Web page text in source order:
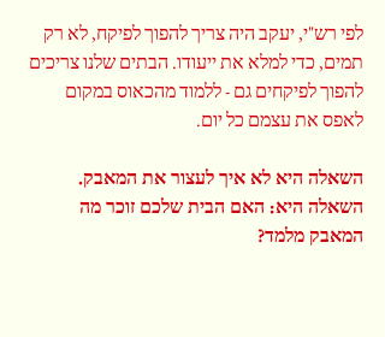
לפי רש"י, יעקב היה צריך להפוך לפיקח, לא רק
תמים, כדי למלא את ייעודו. הבתים שלנו צריכים
להפוך לפיקחים גם - ללמוד מהכאוס במקום
לאפס את עצמם כל יום.
השאלה היא לא איך לעצור את המאבק.
השאלה היא: האם הבית שלכם זוכר מה
המאבק מלמד?